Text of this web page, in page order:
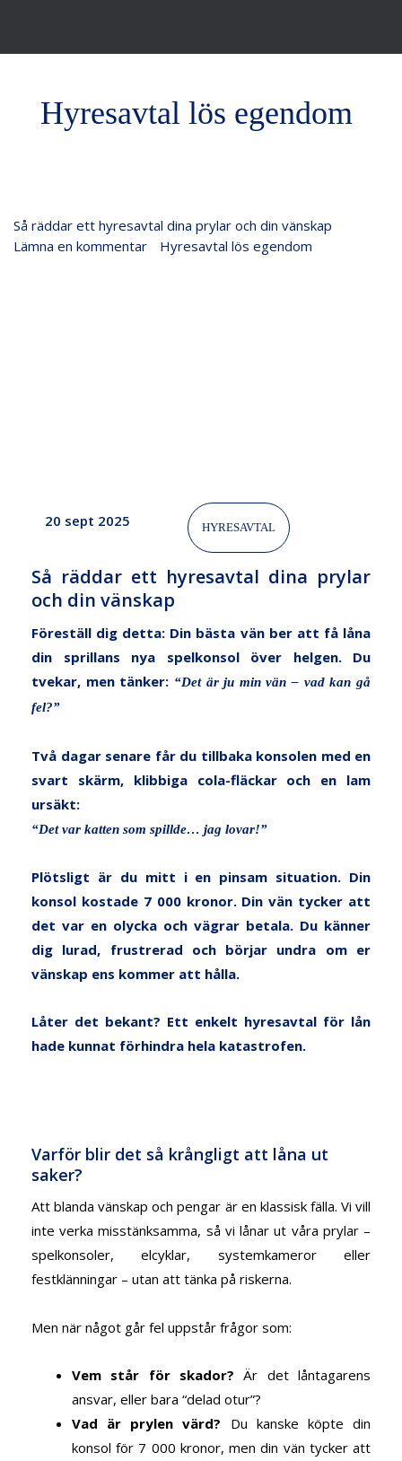
Hyresavtal lös egendom
Så räddar ett hyresavtal dina prylar och din vänskap
Lämna en kommentar
Hyresavtal lös egendom
20 sept 2025 HYRESAVTAL
Så räddar ett hyresavtal dina prylar
och din vänskap
Föreställ dig detta: Din bästa vän ber att få låna
din sprillans nya spelkonsol över helgen. Du
tvekar, men tänker: “Det är ju min vän – vad kan gå
fel?”
Två dagar senare får du tillbaka konsolen med en
svart skärm, klibbiga cola-fläckar och en lam
ursäkt:
“Det var katten som spillde… jag lovar!”
Plötsligt är du mitt i en pinsam situation. Din
konsol kostade 7 000 kronor. Din vän tycker att
det var en olycka och vägrar betala. Du känner
dig lurad, frustrerad och börjar undra om er
vänskap ens kommer att hålla.
Låter det bekant? Ett enkelt hyresavtal för lån
hade kunnat förhindra hela katastrofen.
Varför blir det så krångligt att låna ut
saker?
Att blanda vänskap och pengar är en klassisk fälla. Vi vill
inte verka misstänksamma, så vi lånar ut våra prylar –
spelkonsoler, elcyklar, systemkameror eller
festklänningar – utan att tänka på riskerna.
Men när något går fel uppstår frågor som:
Vem står för skador? Är det låntagarens
ansvar, eller bara “delad otur”?
Vad är prylen värd? Du kanske köpte din
konsol för 7 000 kronor, men din vän tycker att
räddar
ett